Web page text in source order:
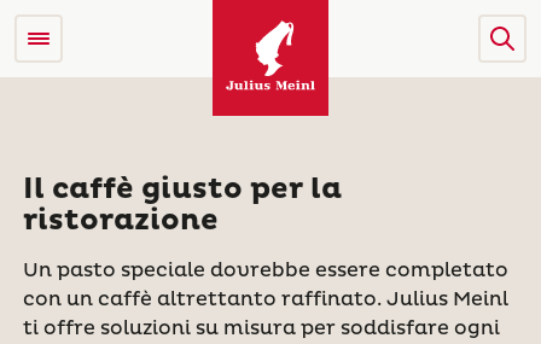
Il caffè giusto per la
ristorazione
Un pasto speciale dovrebbe essere completato
con un caffè altrettanto raffinato. Julius Meinl
ti offre soluzioni su misura per soddisfare ogni